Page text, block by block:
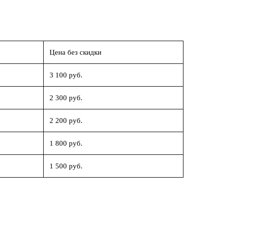
Цена без скидки
3 100 руб.
2 300 руб.
2 200 руб.
1 800 руб.
1 500 руб.